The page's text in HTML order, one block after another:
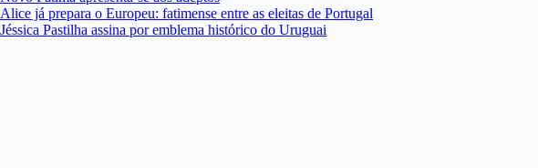
Alice já prepara o Europeu: fatimense entre as eleitas de Portugal
Jéssica Pastilha assina por emblema histórico do Uruguai